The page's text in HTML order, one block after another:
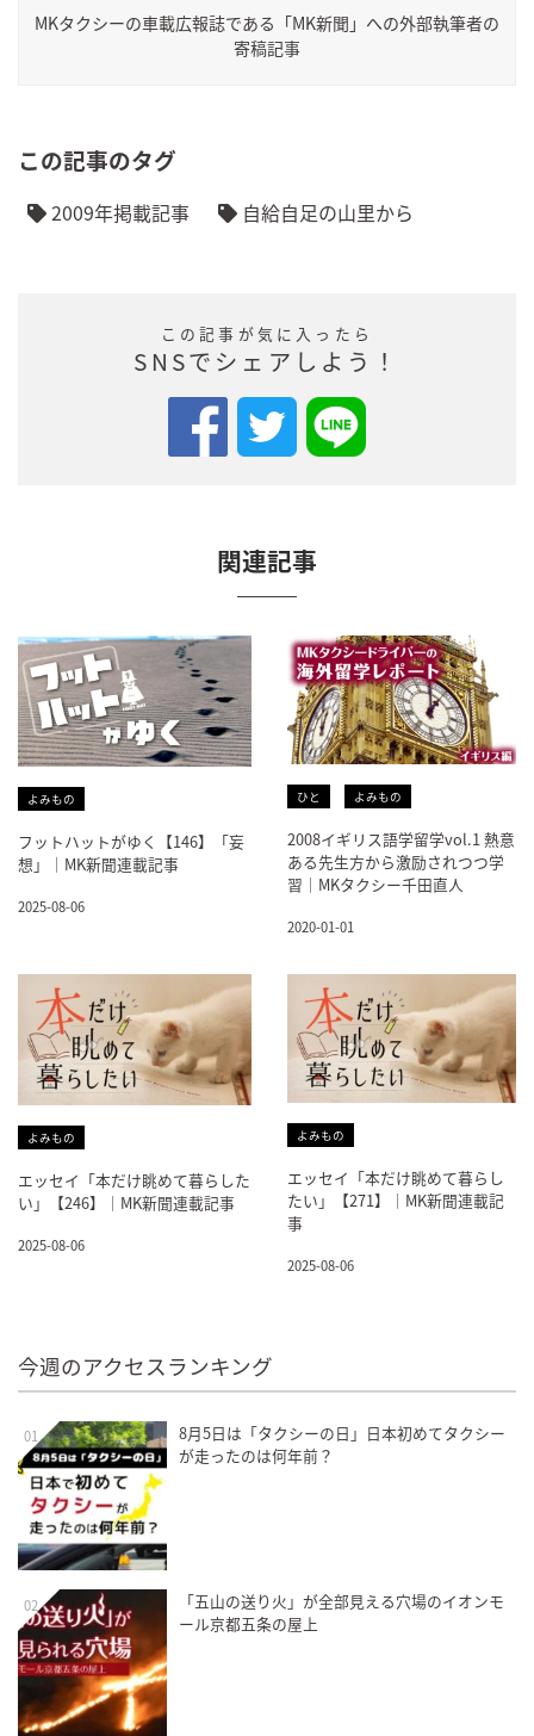
MKタクシーの車載広報誌である「MK新聞」への外部執筆者の
寄稿記事
この記事のタグ
2009年掲載記事 自給自足の山里から
この記事が気に入ったら
SNSでシェアしよう！
関連記事
よみもの
フットハットがゆく【146】「妄
想」｜MK新聞連載記事
2025-08-06
ひと よみもの
2008イギリス語学留学vol.1 熱意
ある先生方から激励されつつ学
習｜MKタクシー千田直人
2020-01-01
よみもの
エッセイ「本だけ眺めて暮らした
い」【246】｜MK新聞連載記事
2025-08-06
よみもの
エッセイ「本だけ眺めて暮らし
たい」【271】｜MK新聞連載記
事
2025-08-06
今週のアクセスランキング
01
8月5日は「タクシーの日」日本初めてタクシー
が走ったのは何年前？
02
「五山の送り火」が全部見える穴場のイオンモ
ール京都五条の屋上